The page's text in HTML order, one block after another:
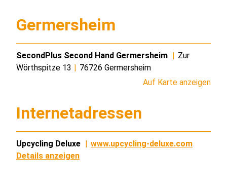
Germersheim
SecondPlus Second Hand Germersheim
Zur
Wörthspitze 13
76726 Germersheim
Auf Karte anzeigen
Internetadressen
Upcycling Deluxe
www.upcycling-deluxe.com
Details anzeigen